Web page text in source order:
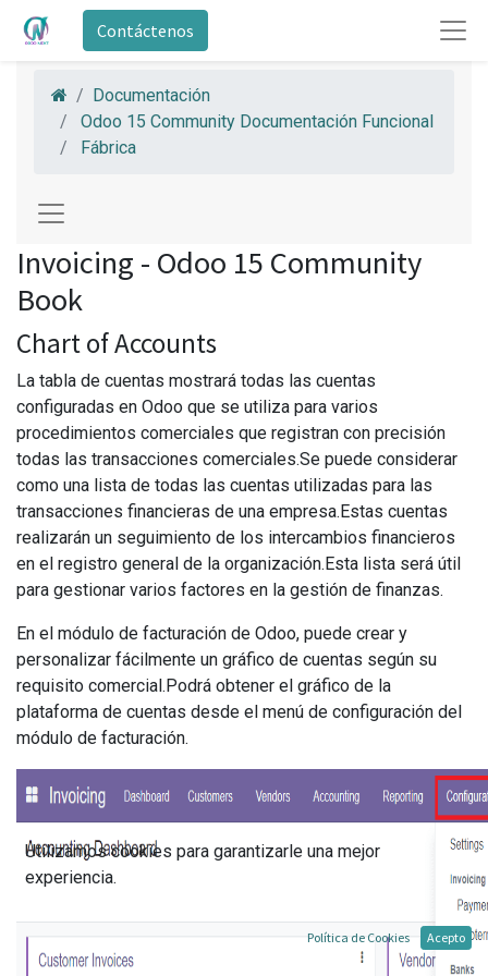
Contáctenos
Documentación
Odoo 15 Community Documentación Funcional
Fábrica
Invoicing - Odoo 15 Community
Book
Chart of Accounts
La tabla de cuentas mostrará todas las cuentas
configuradas en Odoo que se utiliza para varios
procedimientos comerciales que registran con precisión
todas las transacciones comerciales.Se puede considerar
como una lista de todas las cuentas utilizadas para las
transacciones financieras de una empresa.Estas cuentas
realizarán un seguimiento de los intercambios financieros
en el registro general de la organización.Esta lista será útil
para gestionar varios factores en la gestión de finanzas.
En el módulo de facturación de Odoo, puede crear y
personalizar fácilmente un gráfico de cuentas según su
requisito comercial.Podrá obtener el gráfico de la
plataforma de cuentas desde el menú de configuración del
módulo de facturación.
Utilizamos cookies para garantizarle una mejor
experiencia.
Política de Cookies Acepto